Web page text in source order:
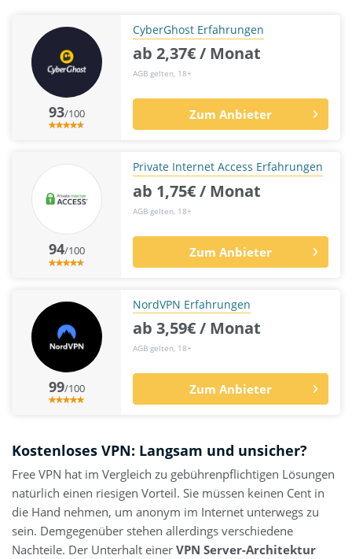
93/100
CyberGhost Erfahrungen
ab 2,37€ / Monat
AGB gelten, 18+
Zum Anbieter
94/100
Private Internet Access Erfahrungen
ab 1,75€ / Monat
AGB gelten, 18+
Zum Anbieter
99/100
NordVPN Erfahrungen
ab 3,59€ / Monat
AGB gelten, 18+
Zum Anbieter
Kostenloses VPN: Langsam und unsicher?
Free VPN hat im Vergleich zu gebührenpflichtigen Lösungen
natürlich einen riesigen Vorteil. Sie müssen keinen Cent in
die Hand nehmen, um anonym im Internet unterwegs zu
sein. Demgegenüber stehen allerdings verschiedene
Nachteile. Der Unterhalt einer VPN Server-Architektur